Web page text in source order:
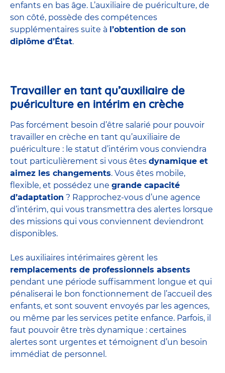
enfants en bas âge. L’auxiliaire de puériculture, de
son côté, possède des compétences
supplémentaires suite à l’obtention de son
diplôme d’État.
Travailler en tant qu’auxiliaire de
puériculture en intérim en crèche
Pas forcément besoin d’être salarié pour pouvoir
travailler en crèche en tant qu’auxiliaire de
puériculture : le statut d’intérim vous conviendra
tout particulièrement si vous êtes dynamique et
aimez les changements. Vous êtes mobile,
flexible, et possédez une grande capacité
d’adaptation ? Rapprochez-vous d’une agence
d’intérim, qui vous transmettra des alertes lorsque
des missions qui vous conviennent deviendront
disponibles.
Les auxiliaires intérimaires gèrent les
remplacements de professionnels absents
pendant une période suffisamment longue et qui
pénaliserai le bon fonctionnement de l’accueil des
enfants, et sont souvent envoyés par les agences,
ou même par les services petite enfance. Parfois, il
faut pouvoir être très dynamique : certaines
alertes sont urgentes et témoignent d’un besoin
immédiat de personnel.